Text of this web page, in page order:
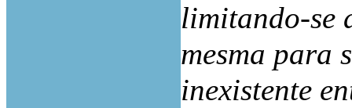
limitando-se
mesma para
inexistente